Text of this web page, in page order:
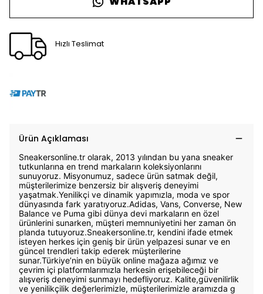
Hızlı Teslimat
Ürün Açıklaması
Sneakersonline.tr olarak, 2013 yılından bu yana sneaker
tutkunlarına en trend markaların koleksiyonlarını
sunuyoruz. Misyonumuz, sadece ürün satmak değil,
müşterilerimize benzersiz bir alışveriş deneyimi
yaşatmak.Yenilikçi ve dinamik yapımızla, moda ve spor
dünyasında fark yaratıyoruz.Adidas, Vans, Converse, New
Balance ve Puma gibi dünya devi markaların en özel
ürünlerini sunarken, müşteri memnuniyetini her zaman ön
planda tutuyoruz.Sneakersonline.tr, kendini ifade etmek
isteyen herkes için geniş bir ürün yelpazesi sunar ve en
güncel trendleri takip ederek müşterilerine
sunar.Türkiye’nin en büyük online mağaza ağımız ve
çevrim içi platformlarımızla herkesin erişebileceği bir
alışveriş deneyimi sunmayı hedefliyoruz. Kalite,güvenilirlik
ve yenilikçilik değerlerimizle, müşterilerimizle aramızda g